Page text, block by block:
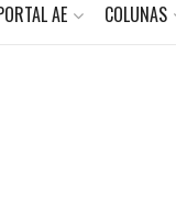
AE COLUNAS